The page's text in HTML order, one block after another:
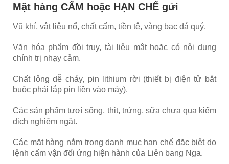
Mặt hàng CẤM hoặc HẠN CHẾ gửi
Vũ khí, vật liệu nổ, chất cấm, tiền tệ, vàng bạc đá quý.
Văn hóa phẩm đồi trụy, tài liệu mật hoặc có nội dung
chính trị nhạy cảm.
Chất lỏng dễ cháy, pin lithium rời (thiết bị điện tử bắt
buộc phải lắp pin liền vào máy).
Các sản phẩm tươi sống, thịt, trứng, sữa chưa qua kiểm
dịch nghiêm ngặt.
Các mặt hàng nằm trong danh mục hạn chế đặc biệt do
lệnh cấm vận đối ứng hiện hành của Liên bang Nga.